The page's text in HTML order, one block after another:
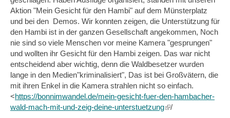
Aktion "Mein Gesicht für den Hambi" auf dem Münsterplatz
und bei den Demos. Wir konnten zeigen, die Unterstützung für
den Hambi ist in der ganzen Gesellschaft angekommen, Noch
nie sind so viele Menschen vor meine Kamera "gesprungen"
und wollten ihr Gesicht für den Hambi zeigen. Das war nicht
entscheidend aber wichtig, denn die Waldbesetzer wurden
lange in den Medien"kriminalisiert", Das ist bei Großvätern, die
mit ihren Enkel in die Kamera strahlen nicht so einfach.
<https://bonnimwandel.de/mein-gesicht-fuer-den-hambacher-
wald-mach-mit-und-zeig-deine-unterstuetzung(link
/